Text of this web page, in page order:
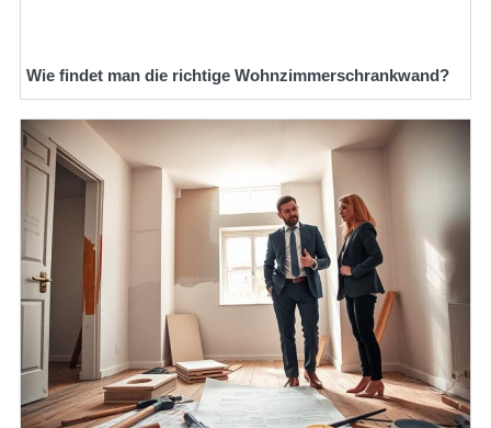
Wie findet man die richtige Wohnzimmerschrankwand?